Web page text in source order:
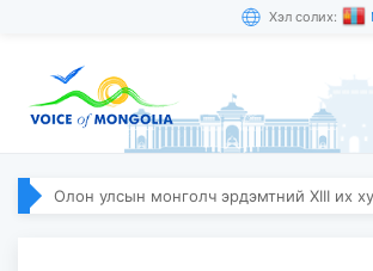
Хэл солих:
Олон улсын монголч эрдэмтний XIII их хурал наймдугаар сарын 10–13-ны өдөр болно